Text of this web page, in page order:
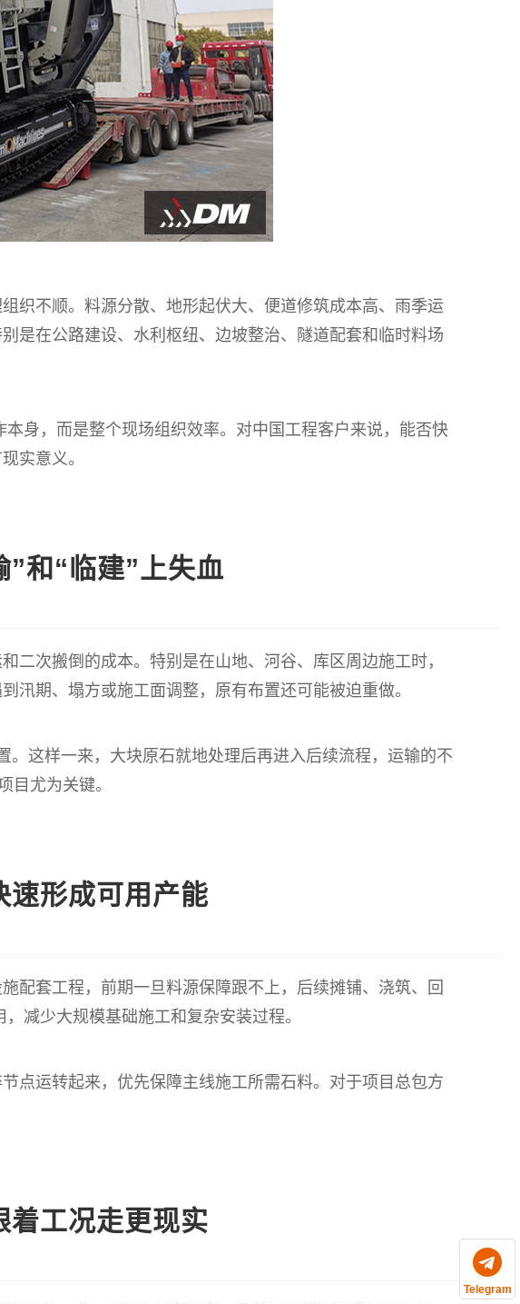
织不顺。料源分散、地形起伏大、便道修筑成本高、雨季运
是在公路建设、水利枢纽、边坡整治、隧道配套和临时料场
身，而是整个现场组织效率。对中国工程客户来说，能否快
实意义。
和“临建”上失血
二次搬倒的成本。特别是在山地、河谷、库区周边施工时，
汛期、塌方或施工面调整，原有布置还可能被迫重做。
这样一来，大块原石就地处理后再进入后续流程，运输的不
目尤为关键。
速形成可用产能
配套工程，前期一旦料源保障跟不上，后续摊铺、浇筑、回
减少大规模基础施工和复杂安装过程。
点运转起来，优先保障主线施工所需石料。对于项目总包方
着工况走更现实
Telegram